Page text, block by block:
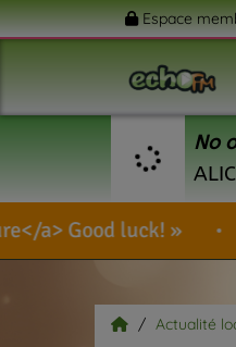
Espace
No
Echo FM-
Actualité